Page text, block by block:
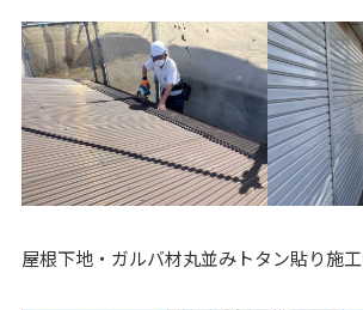
屋根下地・ガルバ材丸並みトタン貼り施